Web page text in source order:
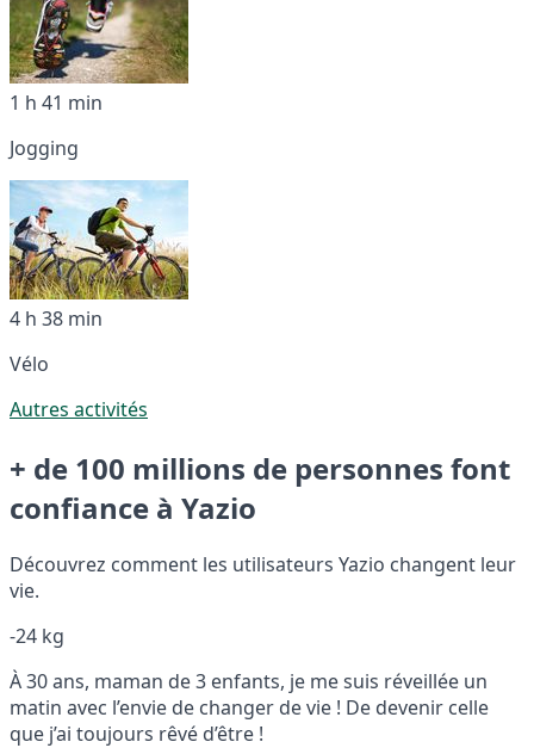
1 h 41 min
Jogging
4 h 38 min
Vélo
Autres activités
+ de 100 millions de personnes font
confiance à Yazio
Découvrez comment les utilisateurs Yazio changent leur
vie.
-24 kg
À 30 ans, maman de 3 enfants, je me suis réveillée un
matin avec l’envie de changer de vie ! De devenir celle
que j’ai toujours rêvé d’être !